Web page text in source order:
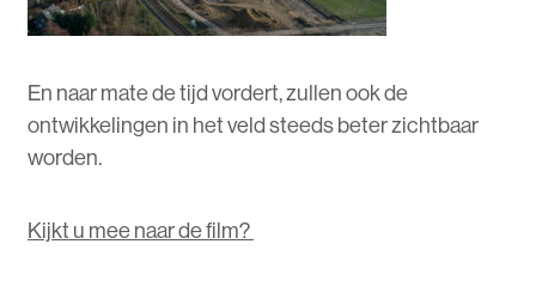
En naar mate de tijd vordert, zullen ook de
ontwikkelingen in het veld steeds beter zichtbaar
worden.
Kijkt u mee naar de film?